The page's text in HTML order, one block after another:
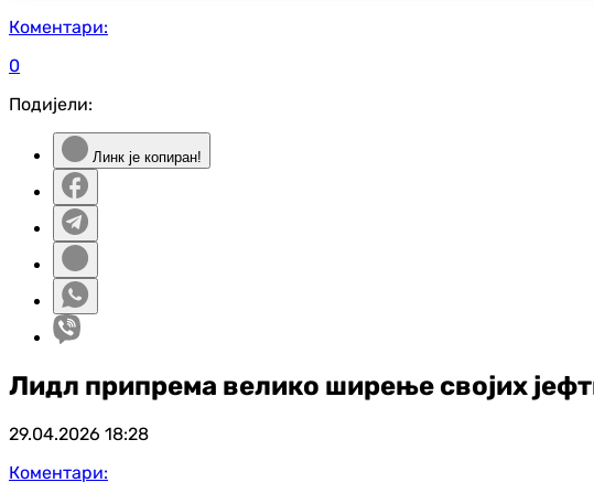
Коментари:
0
Подијели:
Линк је копиран!
Лидл припрема велико ширење својих
29.04.2026 18:28
Коментари: